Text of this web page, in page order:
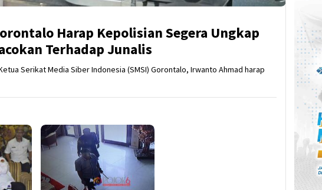
Harap Kepolisian Segera Ungkap
Terhadap Junalis
Serikat Media Siber Indonesia (SMSI) Gorontalo, Irwanto Ahmad harap